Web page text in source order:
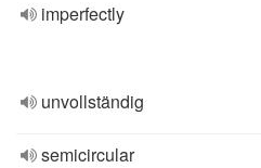
imperfectly
unvollständig
semicircular